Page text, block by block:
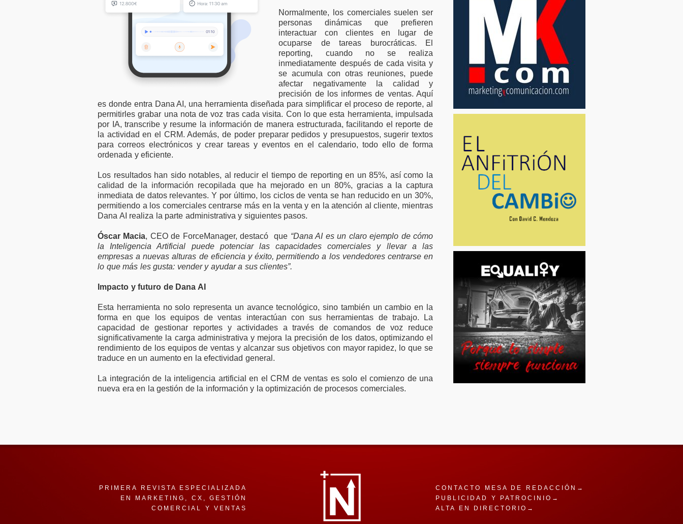
Normalmente, los comerciales suelen ser
personas dinámicas que prefieren
interactuar con clientes en lugar de
ocuparse de tareas burocráticas. El
reporting, cuando no se realiza
inmediatamente después de cada visita y
se acumula con otras reuniones, puede
afectar negativamente la calidad y
precisión de los informes de ventas. Aquí
es donde entra Dana AI, una herramienta diseñada para simplificar el proceso de reporte, al
permitirles grabar una nota de voz tras cada visita. Con lo que esta herramienta, impulsada
por IA, transcribe y resume la información de manera estructurada, facilitando el reporte de
la actividad en el CRM. Además, de poder preparar pedidos y presupuestos, sugerir textos
para correos electrónicos y crear tareas y eventos en el calendario, todo ello de forma
ordenada y eficiente.
Los resultados han sido notables, al reducir el tiempo de reporting en un 85%, así como la
calidad de la información recopilada que ha mejorado en un 80%, gracias a la captura
inmediata de datos relevantes. Y por último, los ciclos de venta se han reducido en un 30%,
permitiendo a los comerciales centrarse más en la venta y en la atención al cliente, mientras
Dana AI realiza la parte administrativa y siguientes pasos.
Óscar Macia, CEO de ForceManager, destacó que “Dana AI es un claro ejemplo de cómo
la Inteligencia Artificial puede potenciar las capacidades comerciales y llevar a las
empresas a nuevas alturas de eficiencia y éxito, permitiendo a los vendedores centrarse en
lo que más les gusta: vender y ayudar a sus clientes”.
Impacto y futuro de Dana AI
Esta herramienta no solo representa un avance tecnológico, sino también un cambio en la
forma en que los equipos de ventas interactúan con sus herramientas de trabajo. La
capacidad de gestionar reportes y actividades a través de comandos de voz reduce
significativamente la carga administrativa y mejora la precisión de los datos, optimizando el
rendimiento de los equipos de ventas y alcanzar sus objetivos con mayor rapidez, lo que se
traduce en un aumento en la efectividad general.
La integración de la inteligencia artificial en el CRM de ventas es solo el comienzo de una
nueva era en la gestión de la información y la optimización de procesos comerciales.
PRIMERA REVISTA ESPECIALIZADA
EN MARKETING, CX, GESTIÓN
COMERCIAL Y VENTAS
CONTACTO MESA DE REDACCIÓN→
PUBLICIDAD Y PATROCINIO→
ALTA EN DIRECTORIO→